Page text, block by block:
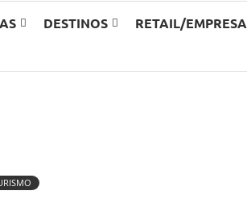
DESTINOS RETAIL/EMPRESA